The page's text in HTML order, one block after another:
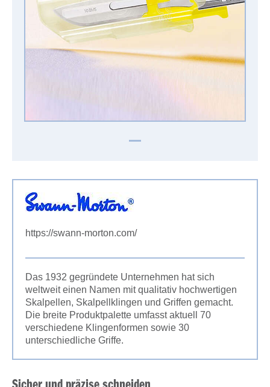
https://swann-morton.com/
Das 1932 gegründete Unternehmen hat sich
weltweit einen Namen mit qualitativ hochwertigen
Skalpellen, Skalpellklingen und Griffen gemacht.
Die breite Produktpalette umfasst aktuell 70
verschiedene Klingenformen sowie 30
unterschiedliche Griffe.